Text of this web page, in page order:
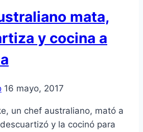
mata,
y cocina a
16 mayo, 2017
un chef australiano, mató a
y la cocinó para